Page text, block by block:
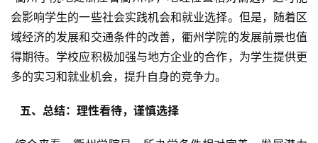
会影响学生的一些社会实践机会和就业选择。但是，随着区
域经济的发展和交通条件的改善，衢州学院的发展前景也值
得期待。学校应积极加强与地方企业的合作，为学生提供更
多的实习和就业机会，提升自身的竞争力。
  五、总结：理性看待，谨慎选择